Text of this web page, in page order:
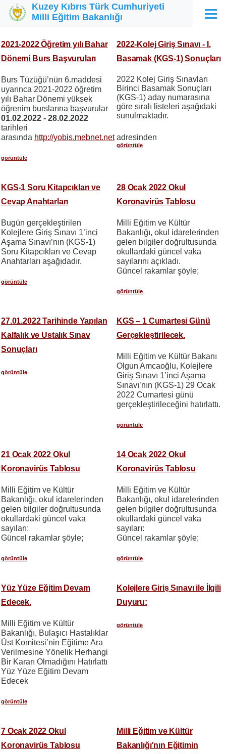
Ana içeriğe atla
Kuzey Kıbrıs Türk Cumhuriyeti
Milli Eğitim Bakanlığı
Menü
2021-2022 Öğretim yılı Bahar
Dönemi Burs Başvuruları
Burs Tüzüğü’nün 6.maddesi
uyarınca 2021-2022 öğretim
yılı Bahar Dönemi yüksek
öğrenim burslarına başvurular
01.02.2022 - 28.02.2022
tarihleri
arasında http://yobis.mebnet.netadresinden
görüntüle
2022-Kolej Giriş Sınavı - I.
Basamak (KGS-1) Sonuçları
2022 Kolej Giriş Sınavları
Birinci Basamak Sonuçları
(KGS-1) aday numarasına
göre sıralı listeleri aşağıdaki
sunulmaktadır.
görüntüle
KGS-1 Soru Kitapcıkları ve
Cevap Anahtarları
Bugün gerçekleştirilen
Kolejlere Giriş Sınavı 1’inci
Aşama Sınavı’nın (KGS-1)
Soru Kitapcıkları ve Cevap
Anahtarları aşağıdadır.
görüntüle
28 Ocak 2022 Okul
Koronavirüs Tablosu
Milli Eğitim ve Kültür
Bakanlığı, okul idarelerinden
gelen bilgiler doğrultusunda
okullardaki güncel vaka
sayılarını açıkladı.
Güncel rakamlar şöyle;
görüntüle
27.01.2022 Tarihinde Yapılan
Kalfalık ve Ustalık Sınav
Sonuçları
görüntüle
KGS – 1 Cumartesi Günü
Gerçekleştirilecek.
Milli Eğitim ve Kültür Bakanı
Olgun Amcaoğlu, Kolejlere
Giriş Sınavı 1’inci Aşama
Sınavı’nın (KGS-1) 29 Ocak
2022 Cumartesi günü
gerçekleştirileceğini hatırlattı.
görüntüle
21 Ocak 2022 Okul
Koronavirüs Tablosu
Milli Eğitim ve Kültür
Bakanlığı, okul idarelerinden
gelen bilgiler doğrultusunda
okullardaki güncel vaka
sayıları:
Güncel rakamlar şöyle;
görüntüle
14 Ocak 2022 Okul
Koronavirüs Tablosu
Milli Eğitim ve Kültür
Bakanlığı, okul idarelerinden
gelen bilgiler doğrultusunda
okullardaki güncel vaka
sayıları:
Güncel rakamlar şöyle;
görüntüle
Yüz Yüze Eğitim Devam
Edecek.
Milli Eğitim ve Kültür
Bakanlığı, Bulaşıcı Hastalıklar
Üst Komitesi’nin Eğitime Ara
Verilmesine Yönelik Herhangi
Bir Kararı Olmadığını Hatırlattı
Yüz Yüze Eğitim Devam
Edecek
görüntüle
Kolejlere Giriş Sınavı ile İlgili
Duyuru:
görüntüle
7 Ocak 2022 Okul
Koronavirüs Tablosu
Milli Eğitim ve Kültür
Bakanlığı'nın Eğitimin